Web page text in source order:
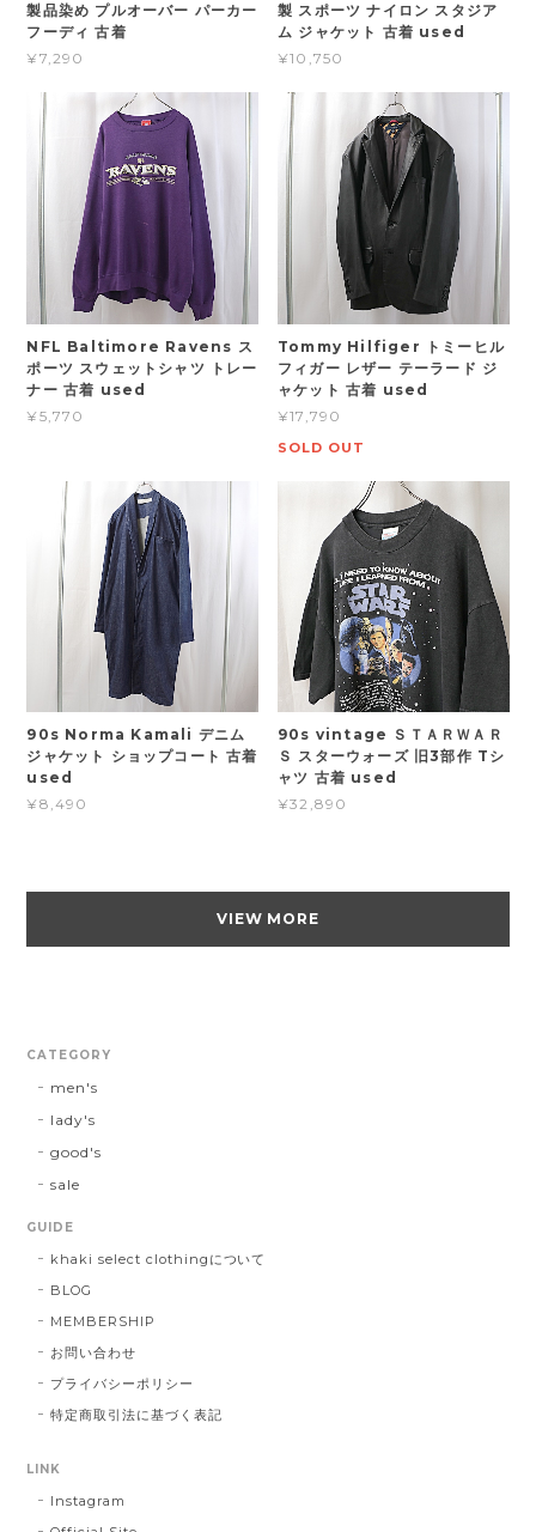
製品染め プルオーバー パーカー
フーディ 古着
¥7,290
製 スポーツ ナイロン スタジア
ム ジャケット 古着 used
¥10,750
NFL Baltimore Ravens ス
ポーツ スウェットシャツ トレー
ナー 古着 used
¥5,770
Tommy Hilfiger トミーヒル
フィガー レザー テーラード ジ
ャケット 古着 used
¥17,790
SOLD OUT
90s Norma Kamali デニム
ジャケット ショップコート 古着
used
¥8,490
90s vintage ＳＴＡＲＷＡＲ
Ｓ スターウォーズ 旧3部作 Tシ
ャツ 古着 used
¥32,890
VIEW MORE
CATEGORY
men's
lady's
good's
sale
GUIDE
khaki select clothingについて
BLOG
MEMBERSHIP
お問い合わせ
プライバシーポリシー
特定商取引法に基づく表記
LINK
Instagram